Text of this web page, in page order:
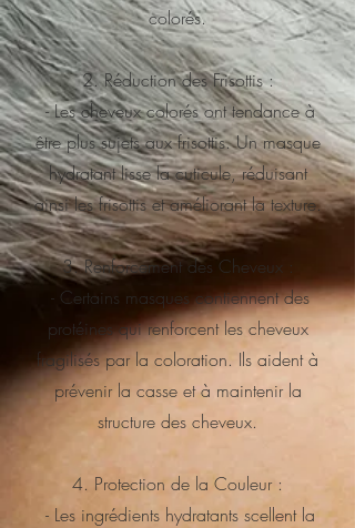
colorés.
2. Réduction des Frisottis :
- Les cheveux colorés ont tendance à
être plus sujets aux frisottis. Un masque
hydratant lisse la cuticule, réduisant
ainsi les frisottis et améliorant la texture.
3. Renforcement des Cheveux :
- Certains masques contiennent des
protéines qui renforcent les cheveux
fragilisés par la coloration. Ils aident à
prévenir la casse et à maintenir la
structure des cheveux.
4. Protection de la Couleur :
- Les ingrédients hydratants scellent la